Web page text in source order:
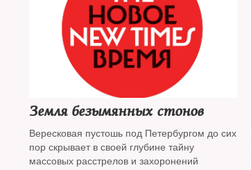
Земля безымянных стонов
Вересковая пустошь под Петербургом до сих
пор скрывает в своей глубине тайну
массовых расстрелов и захоронений